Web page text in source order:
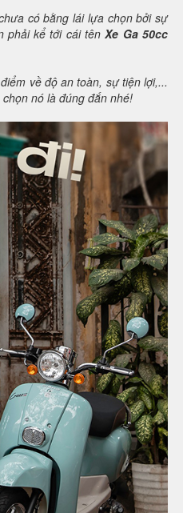
có bằng lái lựa chọn bởi sự
phải kể tới cái tênXe Ga 50cc
về độ an toàn, sự tiện lợi,...
nó là đúng đắn nhé!